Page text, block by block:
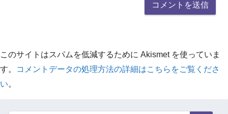
このサイトはスパムを低減するために Akismet を使っていま
す。
コメントデータの処理方法の詳細はこちらをご覧くださ
い。